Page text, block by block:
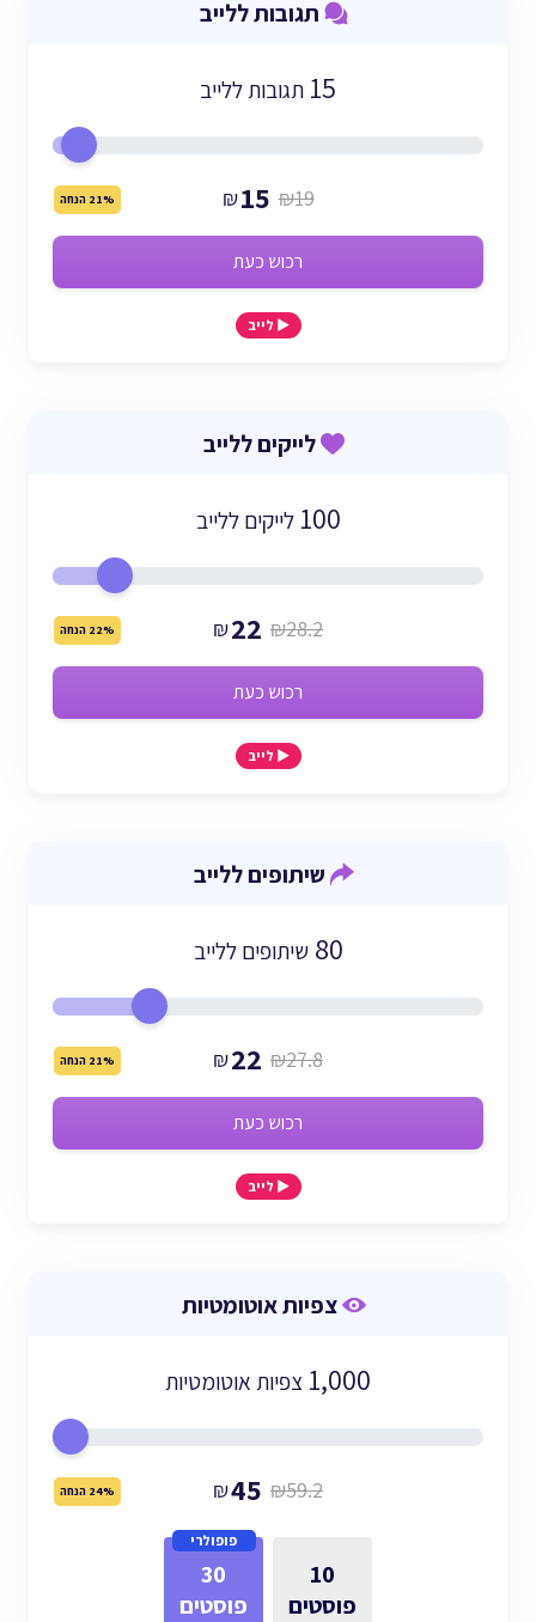
תגובות ללייב
15 תגובות ללייב
₪15 ₪19 21% הנחה
רכוש כעת
▶️ לייב
לייקים ללייב
100 לייקים ללייב
₪22 ₪28.2 22% הנחה
רכוש כעת
▶️ לייב
שיתופים ללייב
80 שיתופים ללייב
₪22 ₪27.8 21% הנחה
רכוש כעת
▶️ לייב
צפיות אוטומטיות
1,000 צפיות אוטומטיות
₪45 ₪59.2 24% הנחה
10
פוסטים
30
פוסטים
פופולרי